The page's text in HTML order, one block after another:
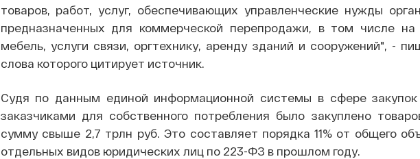
товаров, работ, услуг, обеспечивающих управленческие нужды
предназначенных для коммерческой перепродажи, в том числе на
мебель, услуги связи, оргтехнику, аренду зданий и сооружений", -
слова которого цитирует источник.
Судя по данным единой информационной системы в сфере закупок
заказчиками для собственного потребления было закуплено
сумму свыше 2,7 трлн руб. Это составляет порядка 11% от общего
отдельных видов юридических лиц по 223-ФЗ в прошлом году.